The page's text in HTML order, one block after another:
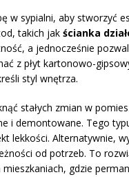
w sypialni, aby stworzyć
takich jak ścianka
a jednocześnie
z płyt kartonowo-
styl wnętrza.
stałych zmian w
i demontowane. Tego
lekkości. Alternatywnie,
od potrzeb. To
gdzie